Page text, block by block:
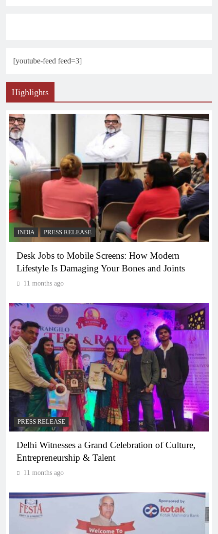
[youtube-feed feed=3]
Highlights
INDIA PRESS RELEASE
Desk Jobs to Mobile Screens: How Modern
Lifestyle Is Damaging Your Bones and Joints
11 months ago
PRESS RELEASE
Delhi Witnesses a Grand Celebration of Culture,
Entrepreneurship & Talent
11 months ago